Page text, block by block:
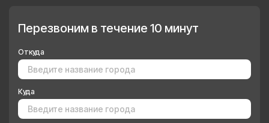
Перезвоним в течение 10 минут
Откуда
Куда